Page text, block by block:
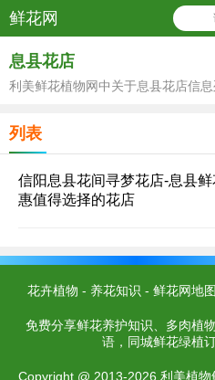
鲜花网
息县花店
利美鲜花植物网中关于息县花店信息
列表
信阳息县花间寻梦花店-息县
惠值得选择的花店
花卉植物 - 养花知识 - 鲜花网地图
免费分享鲜花养护知识、多肉植
语，同城鲜花绿植
Copyright @ 2013-2026 利美植物